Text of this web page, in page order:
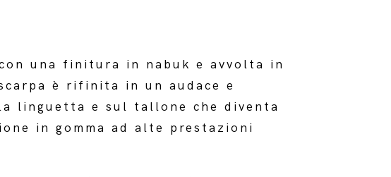
una finitura in nabuk e avvolta in
è rifinita in un audace e
linguetta e sul tallone che diventa
in gomma ad alte prestazioni